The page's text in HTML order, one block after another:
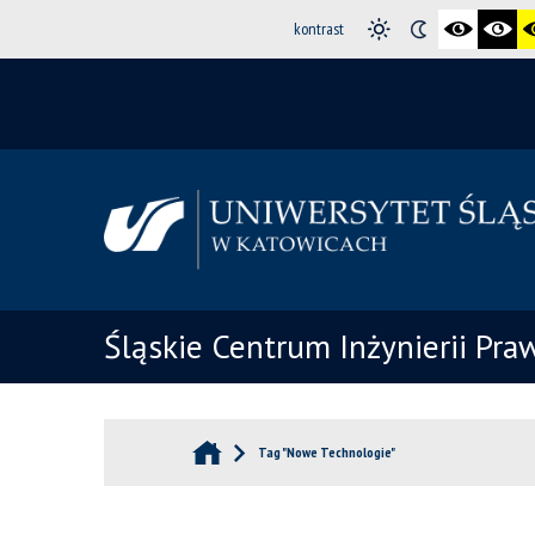
kontrast
Śląskie Centrum Inżynierii
Tag "Nowe Technologie"